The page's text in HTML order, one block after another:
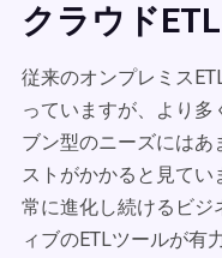
クラウド
従来のオンプレミス
っていますが、より多
ブン型のニーズにはあ
ストがかかると見てい
常に進化し続けるビジ
ィブのETLツールが有